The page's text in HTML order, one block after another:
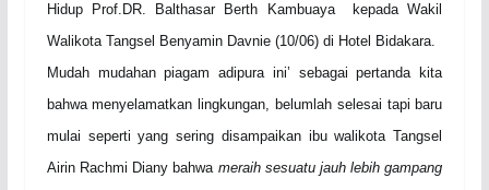
Hidup
Prof.DR. Balthasar Berth Kambuaya kepada Wakil
Walikota Tangsel Benyamin Davnie (10/06) di Hotel Bidakara.
Mudah mudahan piagam adipura ini’ sebagai pertanda kita
bahwa menyelamatkan lingkungan, belumlah selesai tapi baru
mulai seperti yang sering disampaikan ibu walikota Tangsel
Airin Rachmi Diany bahwa meraih sesuatu jauh lebih gampang